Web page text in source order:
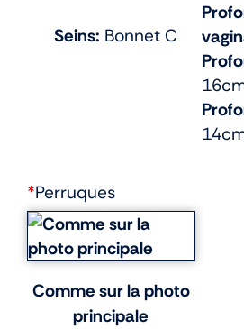
Seins: Bonnet C
*Perruques
Comme sur la photo
principale